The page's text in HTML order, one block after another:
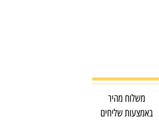
משלוח מהיר
באמצעות שליחים